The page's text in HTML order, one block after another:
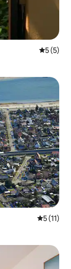
평점 5점
5 (5)
평점 5점
5 (11)